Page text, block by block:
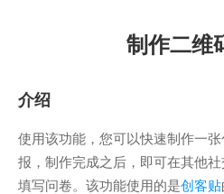
制作二维
介绍
使用该功能，您可以快速制作一
报，制作完成之后，即可在其他
填写问卷。该功能使用的是创客贴